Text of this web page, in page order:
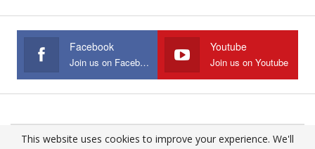
Facebook
Join us on Facebook
Youtube
Join us on Youtube
© 2025 - All Rights Reserved.
This website uses cookies to improve your experience. We'll